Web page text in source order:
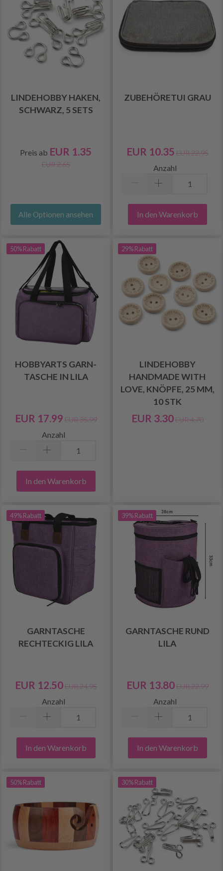
LINDEHOBBY HAKEN,
SCHWARZ, 5 SETS
Preis ab EUR 1.35
EUR 2.65
Alle Optionen ansehen
ZUBEHÖRETUI GRAU
EUR 10.35 EUR 22.95
Anzahl
In den Warenkorb
50% Rabatt
HOBBYARTS GARN-
TASCHE IN LILA
EUR 17.99 EUR 35.99
Anzahl
In den Warenkorb
29% Rabatt
LINDEHOBBY
HANDMADE WITH
LOVE, KNÖPFE, 25 MM,
10 STK
EUR 3.30 EUR 4.70
49% Rabatt
GARNTASCHE
RECHTECKIG LILA
EUR 12.50 EUR 24.95
Anzahl
In den Warenkorb
39% Rabatt
GARNTASCHE RUND
LILA
EUR 13.80 EUR 22.99
Anzahl
In den Warenkorb
50% Rabatt 30% Rabatt